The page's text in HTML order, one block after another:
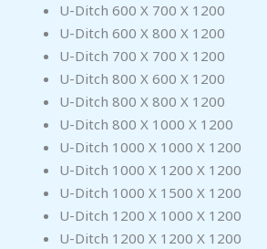
U-Ditch 600 X 700 X 1200
U-Ditch 600 X 800 X 1200
U-Ditch 700 X 700 X 1200
U-Ditch 800 X 600 X 1200
U-Ditch 800 X 800 X 1200
U-Ditch 800 X 1000 X 1200
U-Ditch 1000 X 1000 X 1200
U-Ditch 1000 X 1200 X 1200
U-Ditch 1000 X 1500 X 1200
U-Ditch 1200 X 1000 X 1200
U-Ditch 1200 X 1200 X 1200